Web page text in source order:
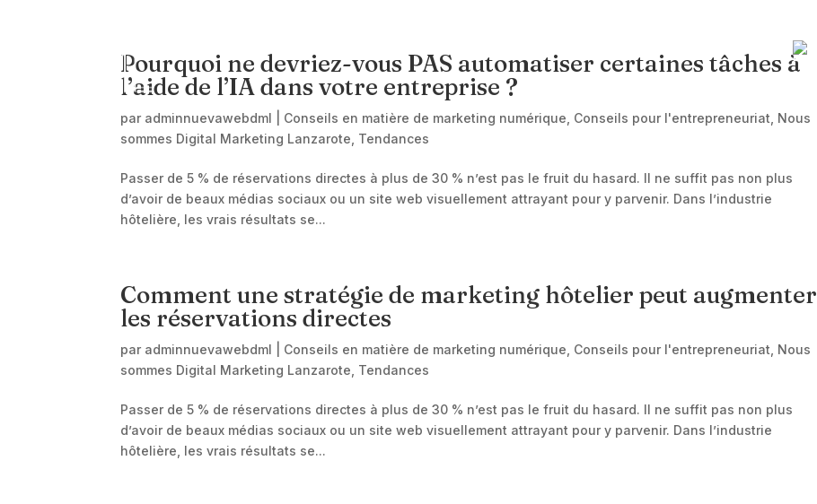
Pourquoi ne devriez-vous PAS automatiser certaines tâches à
l’aide de l’IA dans votre entreprise ?
par adminnuevawebdml Conseils en matière de marketing numérique Conseils pour l'entrepreneuriat Nous
sommes Digital Marketing Lanzarote Tendances
Passer de 5 % de réservations directes à plus de 30 % n’est pas le fruit du hasard. Il ne suffit pas non plus
d’avoir de beaux médias sociaux ou un site web visuellement attrayant pour y parvenir. Dans l’industrie
hôtelière, les vrais résultats se...
Comment une stratégie de marketing hôtelier peut augmenter
les réservations directes
par adminnuevawebdml Conseils en matière de marketing numérique Conseils pour l'entrepreneuriat Nous
sommes Digital Marketing Lanzarote Tendances
Passer de 5 % de réservations directes à plus de 30 % n’est pas le fruit du hasard. Il ne suffit pas non plus
d’avoir de beaux médias sociaux ou un site web visuellement attrayant pour y parvenir. Dans l’industrie
hôtelière, les vrais résultats se...